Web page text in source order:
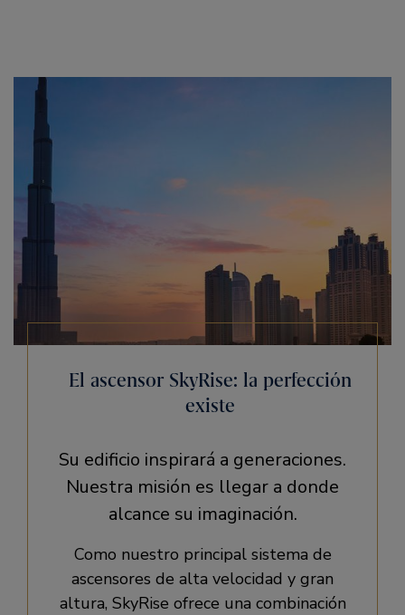
El ascensor SkyRise: la perfección
existe
Su edificio inspirará a generaciones.
Nuestra misión es llegar a donde
alcance su imaginación.
Como nuestro principal sistema de
ascensores de alta velocidad y gran
altura, SkyRise ofrece una combinación